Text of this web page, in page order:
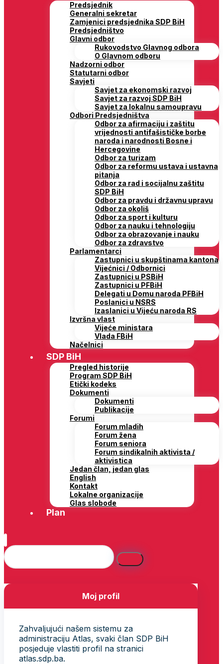
Predsjednik
Generalni sekretar
Zamjenici predsjednika SDP BiH
Predsjedništvo
Glavni odbor
Rukovodstvo Glavnog odbora
O Glavnom odboru
Nadzorni odbor
Statutarni odbor
Savjeti
Savjet za ekonomski razvoj
Savjet za razvoj SDP BiH
Savjet za lokalnu samoupravu
Odbori Predsjedništva
Odbor za afirmaciju i zaštitu
vrijednosti antifašističke borbe
naroda i narodnosti Bosne i
Hercegovine
Odbor za turizam
Odbor za reformu ustava i ustavna
pitanja
Odbor za rad i socijalnu zaštitu
SDP BiH
Odbor za pravdu i državnu upravu
Odbor za okoliš
Odbor za sport i kulturu
Odbor za nauku i tehnologiju
Odbor za obrazovanje i nauku
Odbor za zdravstvo
Parlamentarci
Zastupnici u skupštinama kantona
Vijećnici / Odbornici
Zastupnici u PSBiH
Zastupnici u PFBiH
Delegati u Domu naroda PFBiH
Poslanici u NSRS
Izaslanici u Vijeću naroda RS
Izvršna vlast
Vijeće ministara
Vlada FBiH
Načelnici
SDP BiH
Pregled historije
Program SDP BiH
Etički kodeks
Dokumenti
Dokumenti
Publikacije
Forumi
Forum mladih
Forum žena
Forum seniora
Forum sindikalnih aktivista /
aktivistica
Jedan član, jedan glas
English
Kontakt
Lokalne organizacije
Glas slobode
Plan
Moj profil
Zahvaljujući našem sistemu za
administraciju Atlas, svaki član SDP BiH
posjeduje vlastiti profil na stranici
atlas.sdp.ba.